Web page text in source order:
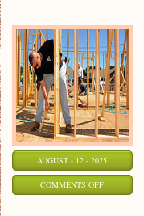
AUGUST - 12 - 2025
COMMENTS OFFON